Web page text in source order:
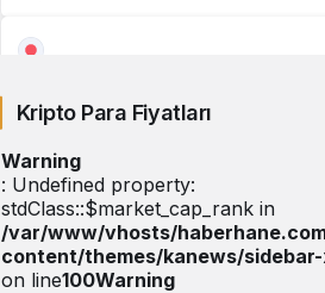
CNY/TRY
6,77 TL
Kripto Para Fiyatları
Warning
: Undefined property:
stdClass::$market_cap_rank in
/var/www/vhosts/
content/themes/kanews/
on line100Warning